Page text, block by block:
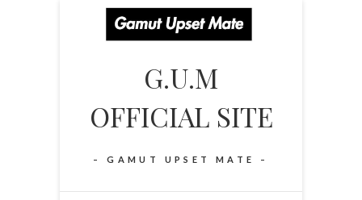
t
G.U.M
OFFICIAL SITE
– GAMUT UPSET MATE –